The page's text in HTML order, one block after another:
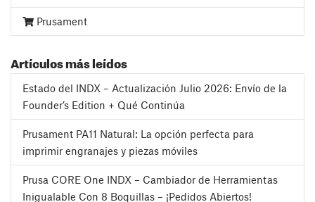
Prusament
Artículos más leídos
Estado del INDX – Actualización Julio 2026: Envío de la
Founder’s Edition + Qué Continúa
Prusament PA11 Natural: La opción perfecta para
imprimir engranajes y piezas móviles
Prusa CORE One INDX – Cambiador de Herramientas
Inigualable Con 8 Boquillas – ¡Pedidos Abiertos!